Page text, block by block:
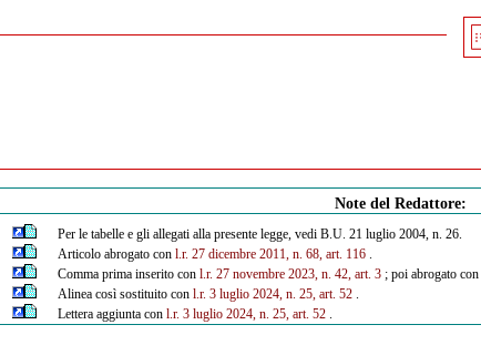
Note del Redattore:
Per le tabelle e gli allegati alla presente legge, vedi B.U. 21 luglio 2004, n. 26.
Articolo abrogato con l.r. 27 dicembre 2011, n. 68, art. 116.
Comma prima inserito con l.r. 27 novembre 2023, n. 42, art. 3; poi abrogato con
Alinea così sostituito con l.r. 3 luglio 2024, n. 25, art. 52.
Lettera aggiunta con l.r. 3 luglio 2024, n. 25, art. 52.